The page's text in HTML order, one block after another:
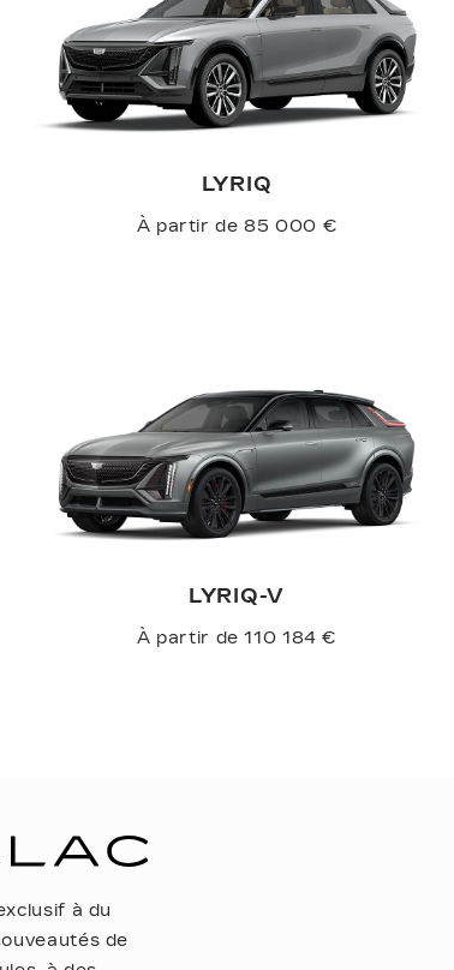
LYRIQ
À partir de 85 000 €
LYRIQ-V
À partir de 110 184 €